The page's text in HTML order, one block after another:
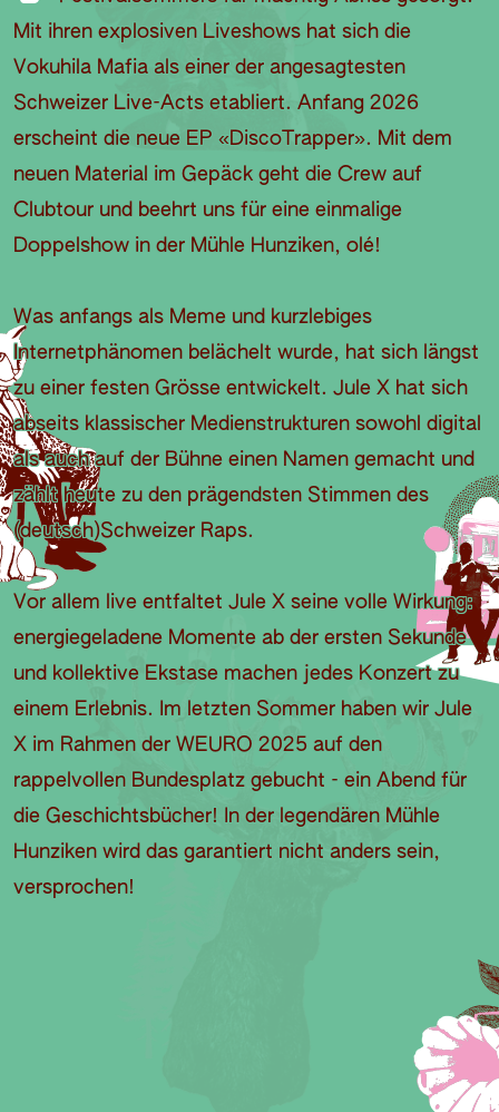
Mit ihren explosiven Liveshows hat sich die
Vokuhila Mafia als einer der angesagtesten
Schweizer Live-Acts etabliert. Anfang 2026
erscheint die neue EP «DiscoTrapper». Mit dem
neuen Material im Gepäck geht die Crew auf
Clubtour und beehrt uns für eine einmalige
Doppelshow in der Mühle Hunziken, olé!
Was anfangs als Meme und kurzlebiges
Internetphänomen belächelt wurde, hat sich längst
zu einer festen Grösse entwickelt. Jule X hat sich
abseits klassischer Medienstrukturen sowohl digital
als auch auf der Bühne einen Namen gemacht und
zählt heute zu den prägendsten Stimmen des
(deutsch)Schweizer Raps.
Vor allem live entfaltet Jule X seine volle Wirkung:
energiegeladene Momente ab der ersten Sekunde
und kollektive Ekstase machen jedes Konzert zu
einem Erlebnis. Im letzten Sommer haben wir Jule
X im Rahmen der WEURO 2025 auf den
rappelvollen Bundesplatz gebucht - ein Abend für
die Geschichtsbücher! In der legendären Mühle
Hunziken wird das garantiert nicht anders sein,
versprochen!
N